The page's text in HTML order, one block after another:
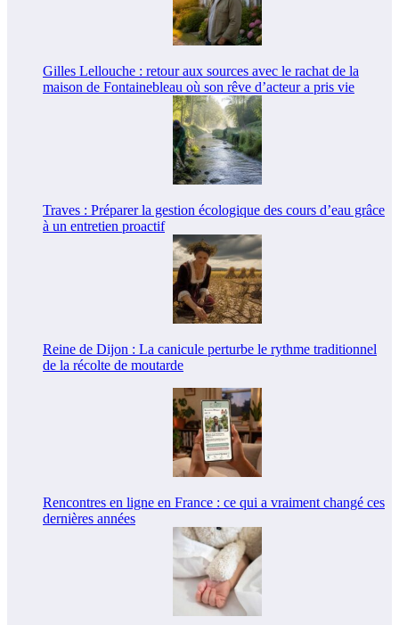
Gilles Lellouche : retour aux sources avec le rachat de la
maison de Fontainebleau où son rêve d’acteur a pris vie
Traves : Préparer la gestion écologique des cours d’eau grâce
à un entretien proactif
Reine de Dijon : La canicule perturbe le rythme traditionnel
de la récolte de moutarde
Rencontres en ligne en France : ce qui a vraiment changé ces
dernières années